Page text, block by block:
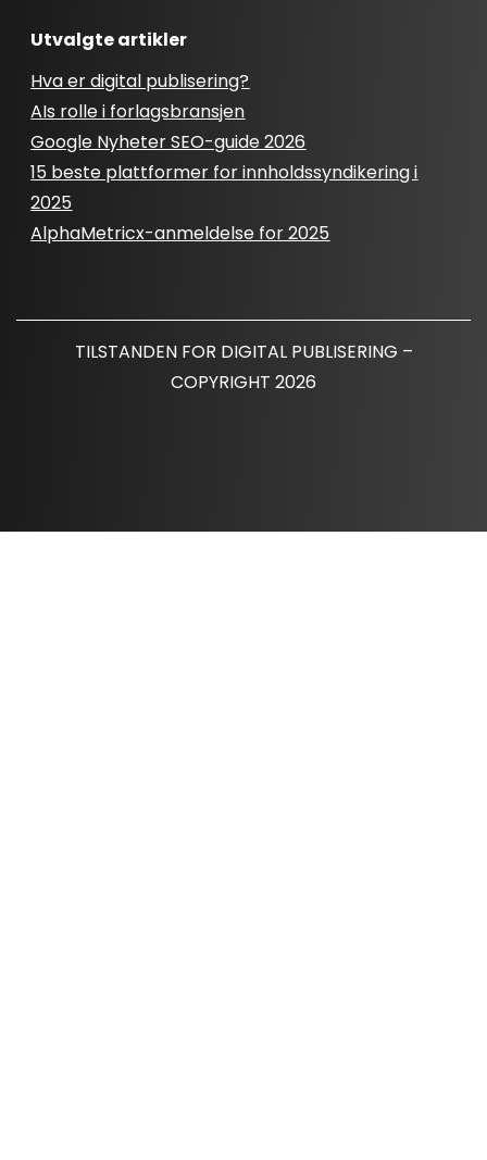
Utvalgte artikler
Hva er digital publisering?
AIs rolle i forlagsbransjen
Google Nyheter SEO-guide 2026
15 beste plattformer for innholdssyndikering i
2025
AlphaMetricx-anmeldelse for 2025
TILSTANDEN FOR DIGITAL PUBLISERING –
COPYRIGHT 2026